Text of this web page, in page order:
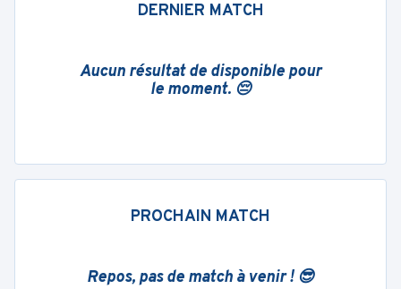
DERNIER MATCH
Aucun résultat de disponible pour
le moment. 😔
PROCHAIN MATCH
Repos, pas de match à venir ! 😎